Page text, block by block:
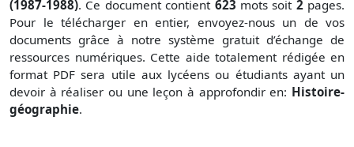
(1987-1988). Ce document contient 623 mots soit 2pages.
Pour le télécharger en entier, envoyez-nous un de vos
documents grâce à notre système gratuit d’échange de
ressources numériques. Cette aide totalement rédigée en
format PDF sera utile aux lycéens ou étudiants ayant un
devoir à réaliser ou une leçon à approfondir en: Histoire-
géographie.